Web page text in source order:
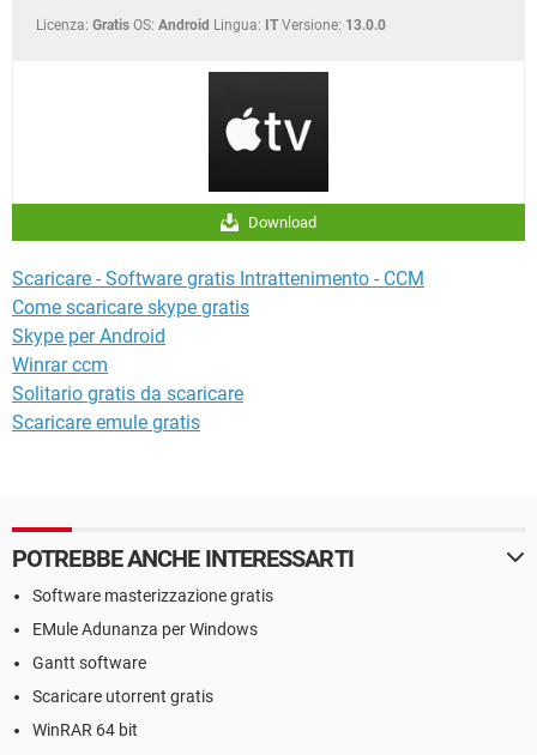
Licenza: Gratis OS: Android Lingua: IT Versione: 13.0.0
Download
Scaricare - Software gratis Intrattenimento - CCM
Come scaricare skype gratis
Skype per Android
Winrar ccm
Solitario gratis da scaricare
Scaricare emule gratis
POTREBBE ANCHE INTERESSARTI
Software masterizzazione gratis
EMule Adunanza per Windows
Gantt software
Scaricare utorrent gratis
WinRAR 64 bit